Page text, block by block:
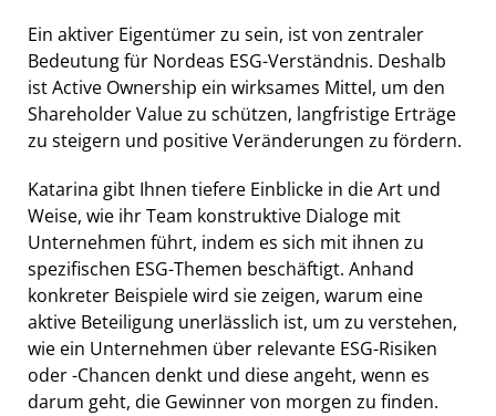
Ein aktiver Eigentümer zu sein, ist von zentraler
Bedeutung für Nordeas ESG-Verständnis. Deshalb
ist Active Ownership ein wirksames Mittel, um den
Shareholder Value zu schützen, langfristige Erträge
zu steigern und positive Veränderungen zu fördern.
Katarina gibt Ihnen tiefere Einblicke in die Art und
Weise, wie ihr Team konstruktive Dialoge mit
Unternehmen führt, indem es sich mit ihnen zu
spezifischen ESG-Themen beschäftigt. Anhand
konkreter Beispiele wird sie zeigen, warum eine
aktive Beteiligung unerlässlich ist, um zu verstehen,
wie ein Unternehmen über relevante ESG-Risiken
oder -Chancen denkt und diese angeht, wenn es
darum geht, die Gewinner von morgen zu finden.